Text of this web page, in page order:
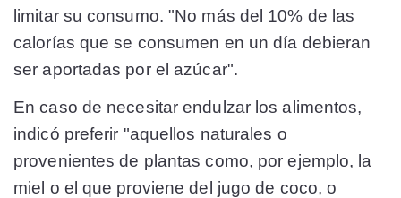
limitar su consumo. "No más del 10% de las
calorías que se consumen en un día debieran
ser aportadas por el azúcar".
En caso de necesitar endulzar los alimentos,
indicó preferir "aquellos naturales o
provenientes de plantas como, por ejemplo, la
miel o el que proviene del jugo de coco, o